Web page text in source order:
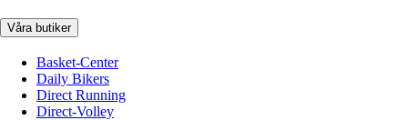
Våra butiker
Basket-Center
Daily Bikers
Direct Running
Direct-Volley